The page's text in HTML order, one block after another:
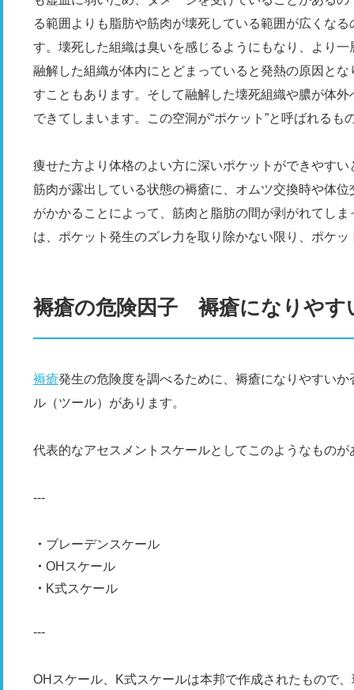
る範囲よりも脂肪や筋肉が壊死している範囲が広くな
す。壊死した組織は臭いを感じるようにもなり、より
融解した組織が体内にとどまっていると発熱の原因と
すこともあります。そして融解した壊死組織や膿が体
できてしまいます。この空洞が“ポケット”と呼ばれるも
痩せた方より体格のよい方に深いポケットができやす
筋肉が露出している状態の褥瘡に、オムツ交換時や体
がかかることによって、筋肉と脂肪の間が剥がれてし
は、ポケット発生のズレ力を取り除かない限り、ポケ
褥瘡の危険因子 褥瘡になりやす
褥瘡発生の危険度を調べるために、褥瘡になりやすい
ル（ツール）があります。
代表的なアセスメントスケールとしてこのようなものが
---
ブレーデンスケール
OHスケール
K式スケール
---
OHスケール、K式スケールは本邦で作成されたもので